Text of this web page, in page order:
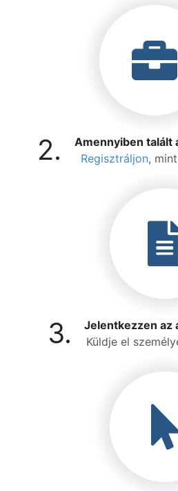
2.
Amennyiben talált
Regisztráljon,
3.
Jelentkezzen az
Küldje el